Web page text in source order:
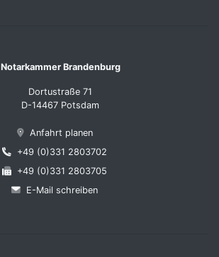
Notarkammer Brandenburg
Dortustraße 71
D-14467 Potsdam
Anfahrt planen
+49 (0)331 2803702
+49 (0)331 2803705
E-Mail schreiben